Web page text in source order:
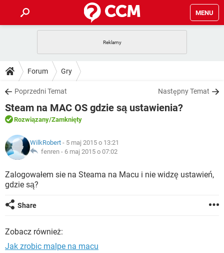
MENU
GRY
SPOTIFY
INSTAGRAM FACEBOOK
WINDOWS 10
PORADY
PlayStation
SPOTIFY
INSTAGRAM
WINDOWS 10
DO POBRANIA
ANDROID TIKTOK
GRY
IOS
INSTAGRAM
WINDOWS 10
FORUM
COVID-19
GRY
INSTAGRAM
WINDOWS 10
ARTYKUŁY
COVID-19
GRY WHATSAPP
INSTAGRAM
WINDOWS 10
Forum Gry
Poprzedni Temat Następny Temat
Steam na MAC OS gdzie są ustawienia?
Rozwiązany/Zamknięty
WilkRobert - 5 maj 2015 o 13:21
fenren - 6 maj 2015 o 07:02
Zalogowałem sie na Steama na Macu i nie widzę ustawień,
gdzie są?
Share
Zobacz również:
Jak zrobic malpe na macu